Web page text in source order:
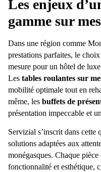
Les enjeux
gamme sur
Dans une région comme
prestations parfaites, le
mesure pour un hôtel de
Les tables roulantes sur
mobilité optimale tout en
même, les buffets de
présentation impeccable et
Servizial s’inscrit dans cette
solutions adaptées aux
monégasques. Chaque
fonctionnalité et esthétique,